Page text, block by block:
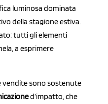
luminosa dominata
della stagione estiva.
tutti gli elementi
a esprimere
vendite sono sostenute
d’impatto, che